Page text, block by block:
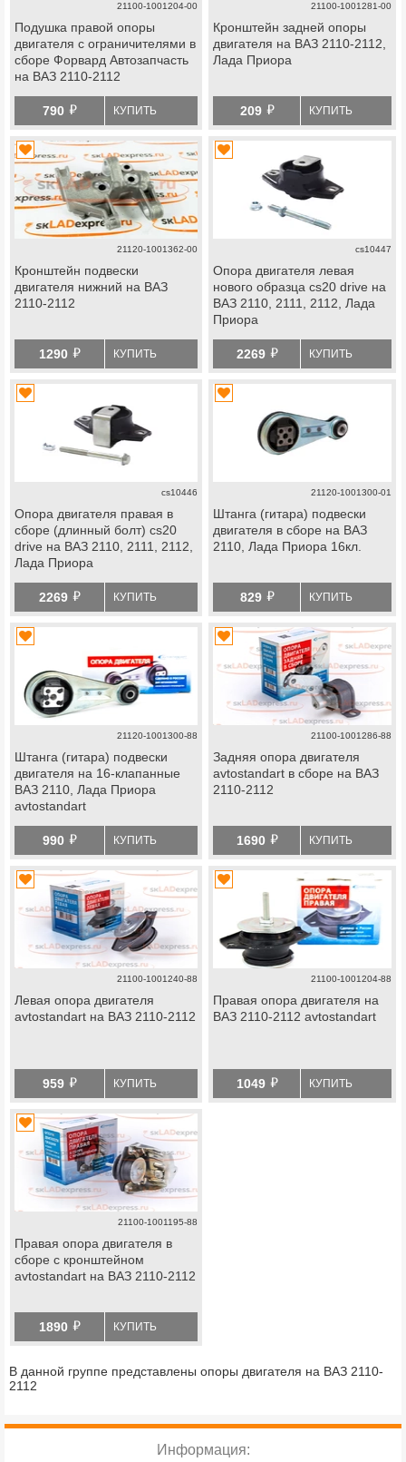
21100-1001204-00
Подушка правой опоры
двигателя с ограничителями в
сборе Форвард Автозапчасть
на ВАЗ 2110-2112
790 й КУПИТЬ
21100-1001281-00
Кронштейн задней опоры
двигателя на ВАЗ 2110-2112,
Лада Приора
209 й КУПИТЬ
21120-1001362-00
Кронштейн подвески
двигателя нижний на ВАЗ
2110-2112
1290 й КУПИТЬ
cs10447
Опора двигателя левая
нового образца cs20 drive на
ВАЗ 2110, 2111, 2112, Лада
Приора
2269 й КУПИТЬ
cs10446
Опора двигателя правая в
сборе (длинный болт) cs20
drive на ВАЗ 2110, 2111, 2112,
Лада Приора
2269 й КУПИТЬ
21120-1001300-01
Штанга (гитара) подвески
двигателя в сборе на ВАЗ
2110, Лада Приора 16кл.
829 й КУПИТЬ
21120-1001300-88
Штанга (гитара) подвески
двигателя на 16-клапанные
ВАЗ 2110, Лада Приора
avtostandart
990 й КУПИТЬ
21100-1001286-88
Задняя опора двигателя
avtostandart в сборе на ВАЗ
2110-2112
1690 й КУПИТЬ
21100-1001240-88
Левая опора двигателя
avtostandart на ВАЗ 2110-2112
959 й КУПИТЬ
21100-1001204-88
Правая опора двигателя на
ВАЗ 2110-2112 avtostandart
1049 й КУПИТЬ
21100-1001195-88
Правая опора двигателя в
сборе с кронштейном
avtostandart на ВАЗ 2110-2112
1890 й КУПИТЬ
В данной группе представлены опоры двигателя на ВАЗ 2110-
2112
Информация: